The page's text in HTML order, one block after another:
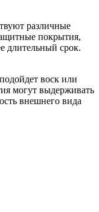
различные
покрытия,
длительный срок.
воск или
могут выдерживать
внешнего вида